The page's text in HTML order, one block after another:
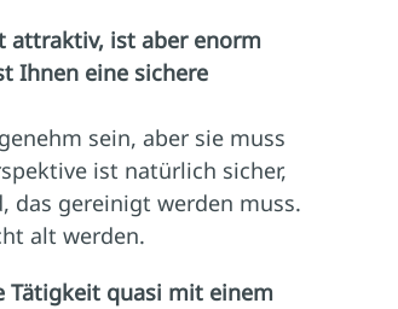
attraktiv, ist aber enorm
Ihnen eine sichere
sein, aber sie muss
ist natürlich sicher,
das gereinigt werden muss.
alt werden.
Tätigkeit quasi mit einem